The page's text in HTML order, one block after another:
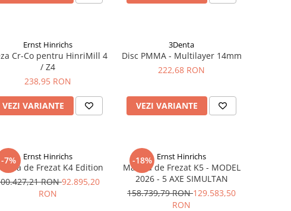
Ernst Hinrichs
Cr-Co pentru HinriMill 4
/ Z4
238,95 RON
VEZI VARIANTE
3Denta
Disc PMMA - Multilayer 14mm
222,68 RON
VEZI VARIANTE
-7% Ernst Hinrichs
de Frezat K4 Edition
RON92.895,20
RON
-18% Ernst Hinrichs
Masina de Frezat K5 - MODEL
2026 - 5 AXE SIMULTAN
158.739,79 RON129.583,50
RON